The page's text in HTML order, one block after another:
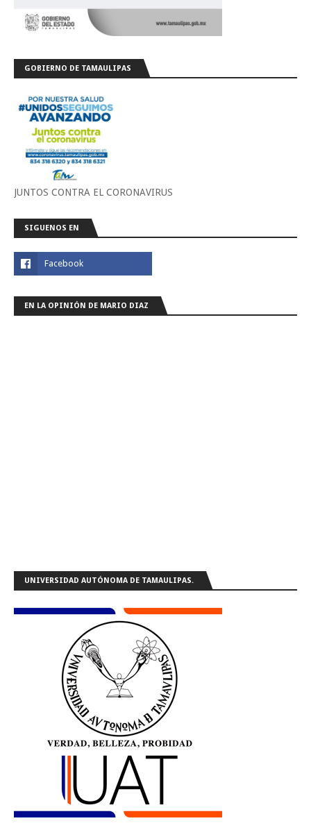
GOBIERNO DE TAMAULIPAS
JUNTOS CONTRA EL CORONAVIRUS
SIGUENOS EN
EN LA OPINIÓN DE MARIO DIAZ
UNIVERSIDAD AUTÓNOMA DE TAMAULIPAS.